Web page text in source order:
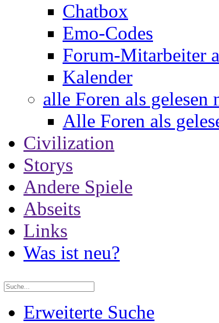
Chatbox
Emo-Codes
Forum-Mitarbeiter
Kalender
alle Foren als gelesen
Alle Foren als
Civilization
Storys
Andere Spiele
Abseits
Links
Was ist neu?
Erweiterte Suche